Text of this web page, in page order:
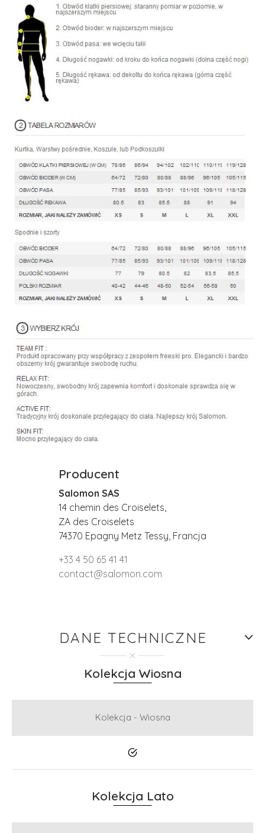
Producent
Salomon SAS
14 chemin des Croiselets,
ZA des Croiselets
74370 Epagny Metz Tessy, Francja
+33 4 50 65 41 41
contact@salomon.com
DANE TECHNICZNE
Kolekcja Wiosna
Kolekcja - Wiosna
Tak
Kolekcja Lato